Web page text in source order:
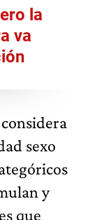
la
va
sexo
y
que